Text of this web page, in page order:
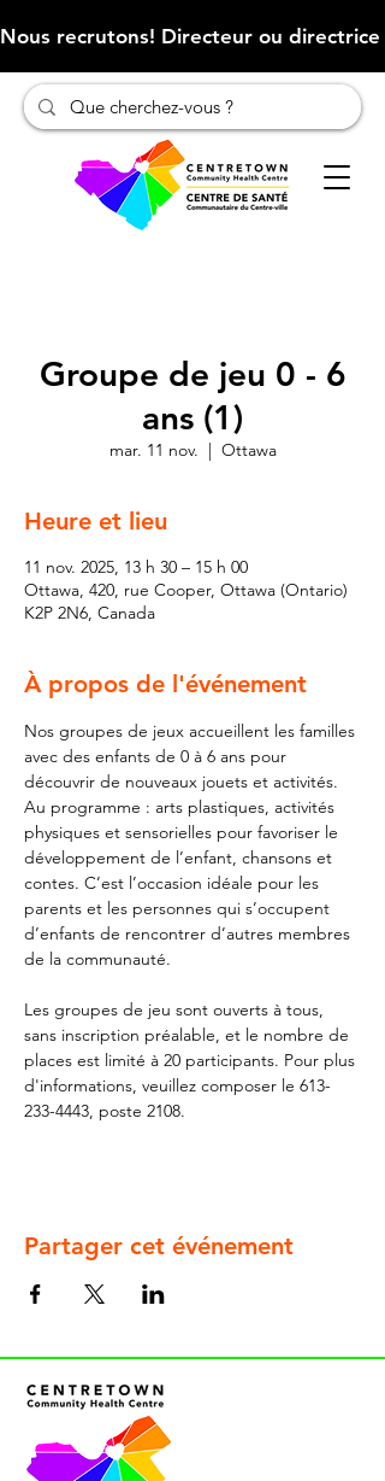
Nous recrutons! Directeur ou
Groupe de jeu 0 - 6
ans (1)
mar. 11 nov.
  |
Ottawa
Heure et lieu
11 nov. 2025, 13 h 30 – 15 h 00
Ottawa, 420, rue Cooper, Ottawa (Ontario)
K2P 2N6, Canada
À propos de l'événement
Nos groupes de jeux accueillent les familles
avec des enfants de 0 à 6 ans pour
découvrir de nouveaux jouets et activités.
Au programme : arts plastiques, activités
physiques et sensorielles pour favoriser le
développement de l’enfant, chansons et
contes. C’est l’occasion idéale pour les
parents et les personnes qui s’occupent
d’enfants de rencontrer d’autres membres
de la communauté.
Les groupes de jeu sont ouverts à tous,
sans inscription préalable, et le nombre de
places est limité à 20 participants. Pour plus
d'informations, veuillez composer le 613-
233-4443, poste 2108.
Partager cet événement